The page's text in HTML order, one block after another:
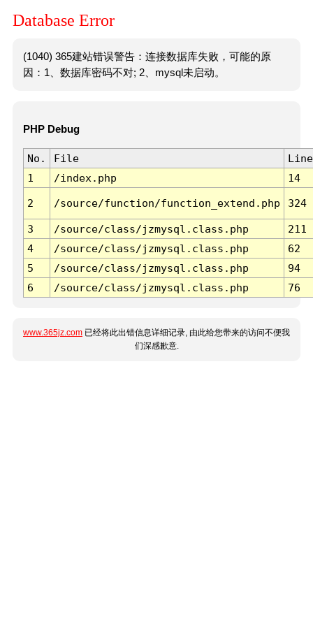
Database Error
(1040) 365建站错误警告：连接数据库失败，可能的原
因：1、数据库密码不对; 2、mysql未启动。
PHP Debug
No. File
Line
1
/index.php 14
2 /source/function/function_extend.php 324
3 /source/class/jzmysql.class.php
211
4
/source/class/jzmysql.class.php
62
5
/source/class/jzmysql.class.php
94
6
/source/class/jzmysql.class.php 76
www.365jz.com 已经将此出错信息详细记录, 由此给您带来的访问不便我
们深感歉意.